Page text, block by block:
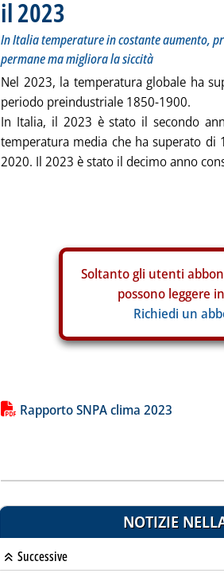
il 2023
In Italia temperature in costante aumento,
permane ma migliora la siccità
Nel 2023, la temperatura globale ha
periodo preindustriale 1850-1900.
In Italia, il 2023 è stato il secondo
temperatura media che ha superato
2020. Il 2023 è stato il decimo anno
Soltanto gli utenti
possono leggere
Richiedi un
Lista allegati PDF alla notizia
Rapporto SNPA clima 2023
NOTIZIE
Successive